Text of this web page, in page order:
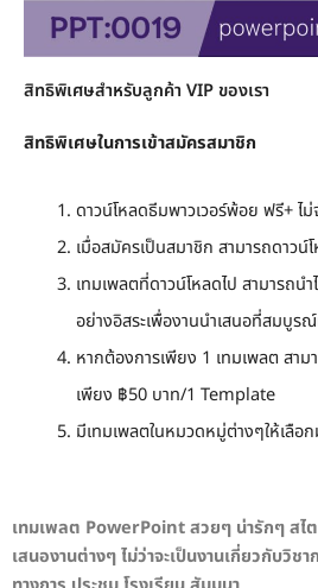
สิทธิพิเศษสำหรับลูกค้า VIP ของเรา
สิทธิพิเศษในการเข้าสมัครสมาชิก
ดาวน์โหลดธีมพาวเวอร์พ้อย ฟรี+ ไ
เมื่อสมัครเป็นสมาชิก สามารถดาวน์
เทมเพลตที่ดาวน์โหลดไป สามารถน
อย่างอิสระเพื่องานนำเสนอที่สมบูร
หากต้องการเพียง 1 เทมเพลต สา
เพียง ฿50 บาท/1 Template
มีเทมเพลตในหมวดหมู่ต่างๆให้เลือ
เทมเพลต PowerPoint สวยๆ น่ารักๆ สไ
เสนองานต่างๆ ไม่ว่าจะเป็นงานเกี่ยวกับวิ